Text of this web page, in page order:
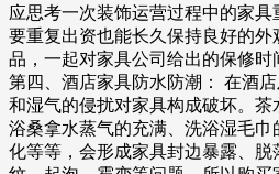
应思考一次装饰运营过程中的家
要重复出资也能长久保持良好的
品，一起对家具公司给出的保修时
第四、酒店家具防水防潮： 在酒
和湿气的侵扰对家具构成破坏。
浴桑拿水蒸气的充满、洗浴湿毛
化等等，会形成家具封边暴露、